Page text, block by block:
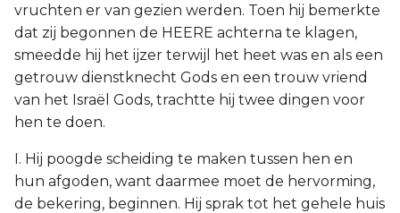
vruchten er van gezien werden. Toen hij bemerkte
dat zij begonnen de HEERE achterna te klagen,
smeedde hij het ijzer terwijl het heet was en als een
getrouw dienstknecht Gods en een trouw vriend
van het Israël Gods, trachtte hij twee dingen voor
hen te doen.
I. Hij poogde scheiding te maken tussen hen en
hun afgoden, want daarmee moet de hervorming,
de bekering, beginnen. Hij sprak tot het gehele huis